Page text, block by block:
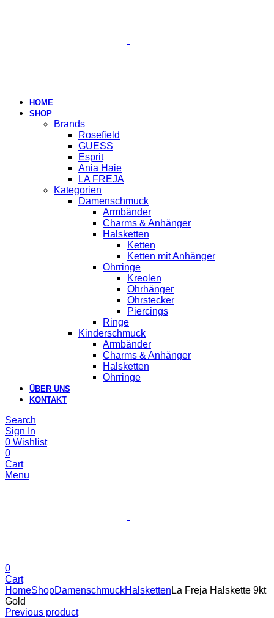
HOME
SHOP
Brands
Rosefield
GUESS
Esprit
Ania Haie
LA FREJA
Kategorien
Damenschmuck
Armbänder
Charms & Anhänger
Halsketten
Ketten
Ketten mit Anhänger
Ohrringe
Kreolen
Ohrhänger
Ohrstecker
Piercings
Ringe
Kinderschmuck
Armbänder
Charms & Anhänger
Halsketten
Ohrringe
ÜBER UNS
KONTAKT
Search
Sign In
0 Wishlist
0
Cart
Menu
0
Cart
HomeShopDamenschmuckHalsketten La Freja Halskette 9kt
Gold
Previous product